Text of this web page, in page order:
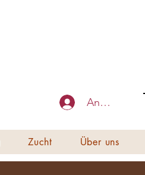
Anmelden
Zucht Über uns